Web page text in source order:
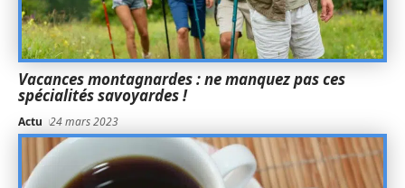
Vacances montagnardes : ne manquez pas ces
spécialités savoyardes !
Actu 24 mars 2023